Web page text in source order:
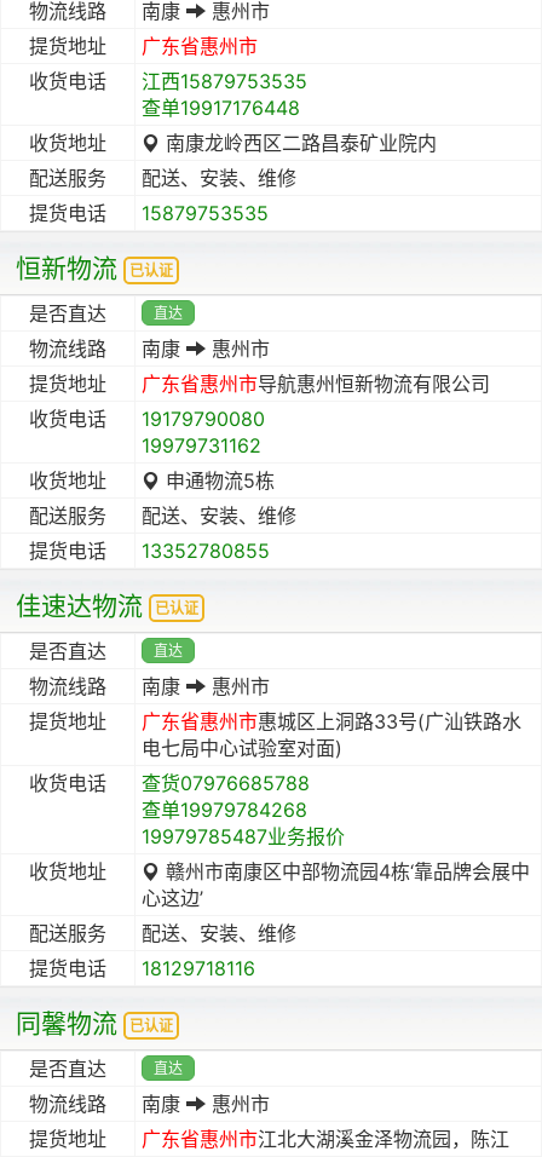
物流线路 南康
惠州市
提货地址
广东省惠州市
收货电话
江西15879753535
查单19917176448
收货地址
南康龙岭西区二路昌泰矿业院内
配送服务
配送、安装、维修
提货电话
15879753535
恒新物流 已认证
是否直达 直达
物流线路 南康
惠州市
提货地址
广东省惠州市导航惠州恒新物流有限公司
收货电话
19179790080
19979731162
收货地址
申通物流5栋
配送服务
配送、安装、维修
提货电话
13352780855
佳速达物流 已认证
是否直达 直达
物流线路 南康
惠州市
提货地址
广东省惠州市惠城区上洞路33号(广汕铁路水
电七局中心试验室对面)
收货电话
查货07976685788
查单19979784268
19979785487业务报价
收货地址
赣州市南康区中部物流园4栋‘靠品牌会展中
心这边’
配送服务
配送、安装、维修
提货电话
18129718116
同馨物流 已认证
是否直达 直达
物流线路 南康
惠州市
提货地址
广东省惠州市江北大湖溪金泽物流园，陈江